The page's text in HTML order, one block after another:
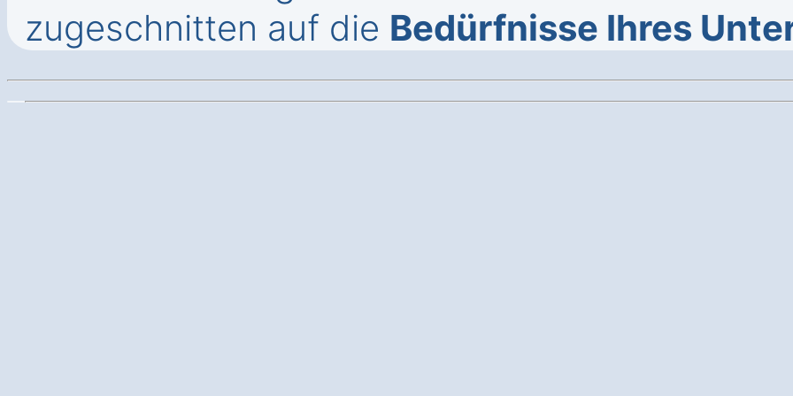
zugeschnitten auf die Bedürfnisse Ihres